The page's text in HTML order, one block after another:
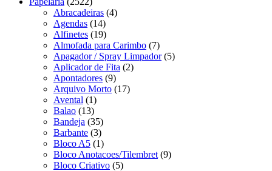
Abracadeiras (4)
Agendas (14)
Alfinetes (19)
Almofada para Carimbo (7)
Apagador / Spray Limpador (5)
Aplicador de Fita (2)
Apontadores (9)
Arquivo Morto (17)
Avental (1)
Balao (13)
Bandeja (35)
Barbante (3)
Bloco A5 (1)
Bloco Anotacoes/Tilembret (9)
Bloco Criativo (5)